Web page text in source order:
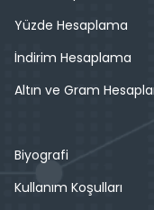
Yüzde Hesaplama
İndirim Hesaplama
Altın ve Gram
Biyografi
Kullanım Koşulları